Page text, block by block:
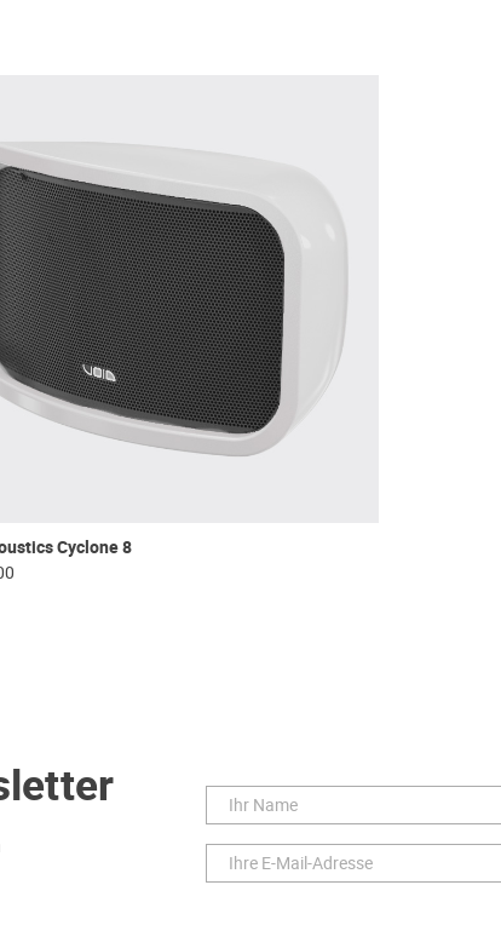
Cyclone 8